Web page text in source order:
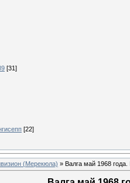
[31]
[22]
(Мерекюла) » Валга май 1968